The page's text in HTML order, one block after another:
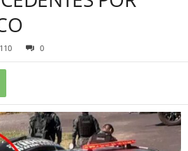
110 0